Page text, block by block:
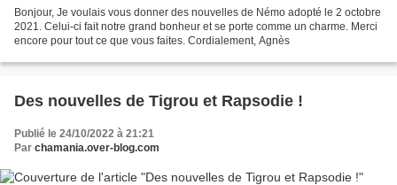
Bonjour, Je voulais vous donner des nouvelles de Némo adopté le 2 octobre
2021. Celui-ci fait notre grand bonheur et se porte comme un charme. Merci
encore pour tout ce que vous faites. Cordialement, Agnès
Des nouvelles de Tigrou et Rapsodie !
Publié le 24/10/2022 à 21:21
Par chamania.over-blog.com